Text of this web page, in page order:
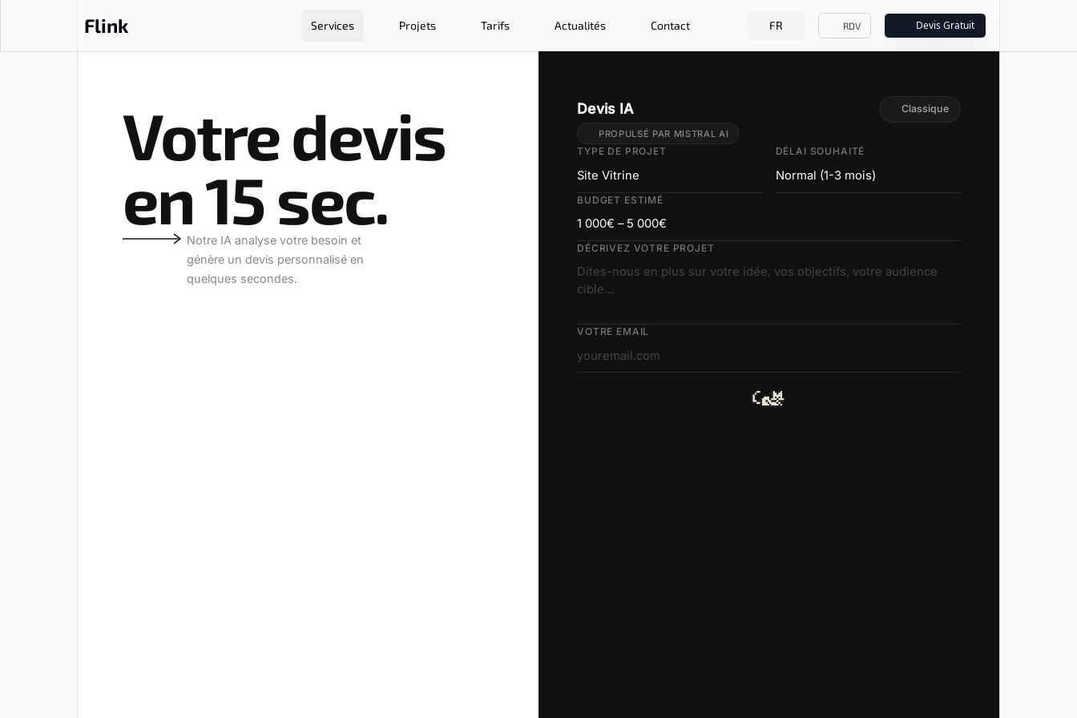
Flink Services Projets Tarifs Actualités Contact FR RDV Devis Gratuit
Votre devis
en 15 sec.
Notre IA analyse votre besoin et
génère un devis personnalisé en
quelques secondes.
Devis IA Classique
PROPULSÉ PAR MISTRAL AI
TYPE DE PROJET
Site Vitrine
DÉLAI SOUHAITÉ
Normal (1-3 mois)
BUDGET ESTIMÉ
1 000€ – 5 000€
DÉCRIVEZ VOTRE PROJET
VOTRE EMAIL